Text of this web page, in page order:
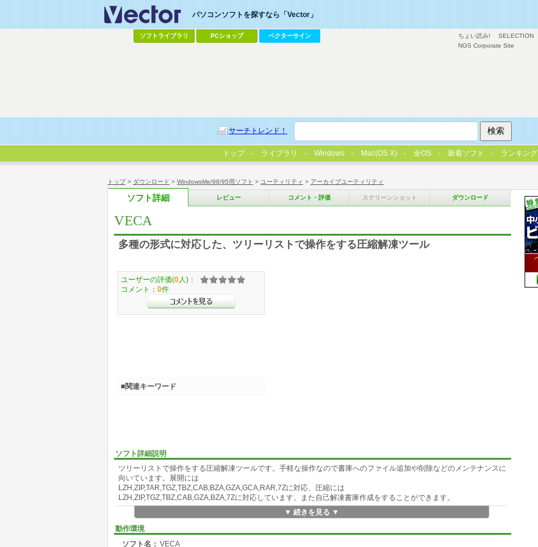
トップ> ダウンロード > WindowsMe/98/95用ソフト > ユーティリティ > アーカイブユーティリティ
ソフト詳細 レビュー コメント・評価 スクリーンショット ダウンロード
VECA
多種の形式に対応した、ツリーリストで操作をする圧縮解凍ツール
ソフト詳細説明
ツリーリストで操作をする圧縮解凍ツールです。手軽な操作なので書庫へのファイル追加や削除などのメンテナンスに
向いています。展開には
LZH,ZIP,TAR,TGZ,TBZ,CAB,BZA,GZA,GCA,RAR,7Zに対応、圧縮には
LZH,ZIP,TGZ,TBZ,CAB,GZA,BZA,7Zに対応しています。また自己解凍書庫作成をすることができます。
○機能
・独自のツリーリスト形式により深い階層のファイルも一目で把握することができます。操作自体はエクスプローラと
変わりないので、すぐに扱えます。
▼ 続きを見る ▼
動作環境
ソフト名： VECA
ユーザーの評価(0 人)：
コメント： 0件
■関連キーワード
ちょい読み! SELECTION
NGS Corporate Site
パソコンソフトを探すなら「Vector」
ソフトライブラリ PCショップ ベクターサイン
サーチトレンド！
トップ ライブラリ Windows Mac(OS X) 全OS 新着ソフト ランキング